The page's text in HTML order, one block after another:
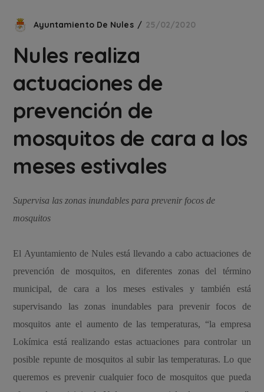
Ayuntamiento De Nules 25/02/2020
Nules realiza
actuaciones de
prevención de
mosquitos de cara a los
meses estivales
Supervisa las zonas inundables para prevenir focos de
mosquitos
El Ayuntamiento de Nules está llevando a cabo actuaciones de
prevención de mosquitos, en diferentes zonas del término
municipal, de cara a los meses estivales y también está
supervisando las zonas inundables para prevenir focos de
mosquitos ante el aumento de las temperaturas, “la empresa
Lokímica está realizando estas actuaciones para controlar un
posible repunte de mosquitos al subir las temperaturas. Lo que
queremos es prevenir cualquier foco de mosquitos que pueda